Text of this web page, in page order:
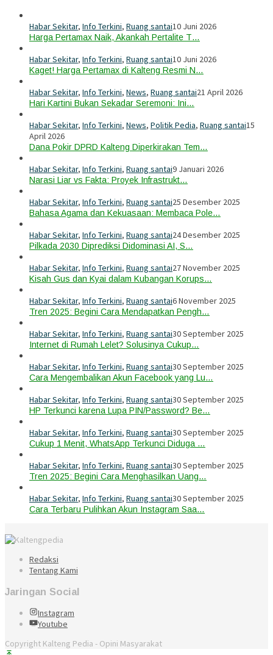
Habar Sekitar, Info Terkini, Ruang santai10 Juni 2026
Harga Pertamax Naik, Akankah Pertalite T…
Habar Sekitar, Info Terkini, Ruang santai10 Juni 2026
Kaget! Harga Pertamax di Kalteng Resmi N…
Habar Sekitar, Info Terkini, News, Ruang santai21 April 2026
Hari Kartini Bukan Sekadar Seremoni: Ini…
Habar Sekitar, Info Terkini, News, Politik Pedia, Ruang santai15
April 2026
Dana Pokir DPRD Kalteng Diperkirakan Tem…
Habar Sekitar, Info Terkini, Ruang santai9 Januari 2026
Narasi Liar vs Fakta: Proyek Infrastrukt…
Habar Sekitar, Info Terkini, Ruang santai25 Desember 2025
Bahasa Agama dan Kekuasaan: Membaca Pole…
Habar Sekitar, Info Terkini, Ruang santai24 Desember 2025
Pilkada 2030 Diprediksi Didominasi AI, S…
Habar Sekitar, Info Terkini, Ruang santai27 November 2025
Kisah Gus dan Kyai dalam Kubangan Korups…
Habar Sekitar, Info Terkini, Ruang santai6 November 2025
Tren 2025: Begini Cara Mendapatkan Pengh…
Habar Sekitar, Info Terkini, Ruang santai30 September 2025
Internet di Rumah Lelet? Solusinya Cukup…
Habar Sekitar, Info Terkini, Ruang santai30 September 2025
Cara Mengembalikan Akun Facebook yang Lu…
Habar Sekitar, Info Terkini, Ruang santai30 September 2025
HP Terkunci karena Lupa PIN/Password? Be…
Habar Sekitar, Info Terkini, Ruang santai30 September 2025
Cukup 1 Menit, WhatsApp Terkunci Diduga …
Habar Sekitar, Info Terkini, Ruang santai30 September 2025
Tren 2025: Begini Cara Menghasilkan Uang…
Habar Sekitar, Info Terkini, Ruang santai30 September 2025
Cara Terbaru Pulihkan Akun Instagram Saa…
Redaksi
Tentang Kami
Jaringan Social
Instagram
Youtube
Copyright Kalteng Pedia - Opini Masyarakat